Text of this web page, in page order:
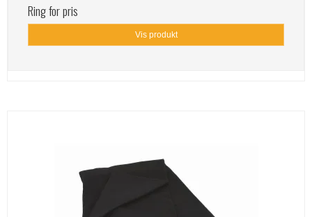
Ring for pris
Vis produkt